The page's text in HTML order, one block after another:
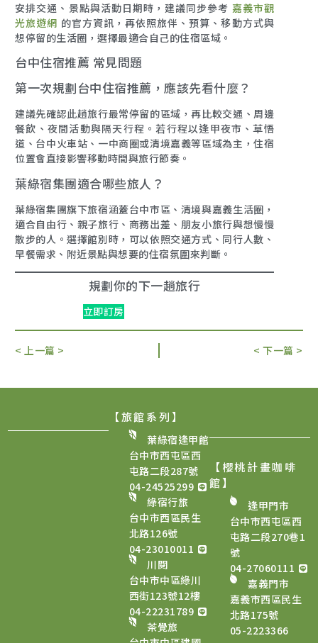
安排交通、景點與活動日期時，建議同步參考 嘉義市觀
光旅遊網 的官方資訊，再依照旅伴、預算、移動方式與
想停留的生活圈，選擇最適合自己的住宿區域。
台中住宿推薦 常見問題
第一次規劃台中住宿推薦，應該先看什麼？
建議先確認此趟旅行最常停留的區域，再比較交通、周邊
餐飲、夜間活動與隔天行程。若行程以逢甲夜市、草悟
道、台中火車站、一中商圈或清境嘉義等區域為主，住宿
位置會直接影響移動時間與旅行節奏。
葉綠宿集團適合哪些旅人？
葉綠宿集團旗下旅宿涵蓋台中市區、清境與嘉義生活圈，
適合自由行、親子旅行、商務出差、朋友小旅行與想慢慢
散步的人。選擇館別時，可以依照交通方式、同行人數、
早餐需求、附近景點與想要的住宿氛圍來判斷。
規劃你的下一趟旅行
立即訂房
< 上一篇 > < 下一篇 >
【旅館系列】
葉綠宿逢甲館
台中市西屯區西
屯路二段287號
04-24525299
綠宿行旅
台中市西區民生
北路126號
04-23010011
川閱
台中市中區綠川
西街123號12樓
04-22231789
茶覺旅
【櫻桃計畫咖啡
館】
逢甲門市
台中市西屯區西
屯路二段270巷1
號
04-27060111
嘉義門市
嘉義市西區民生
北路175號
05-2223366